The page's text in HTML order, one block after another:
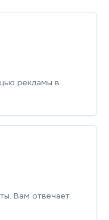
рекламы в
Вам отвечает